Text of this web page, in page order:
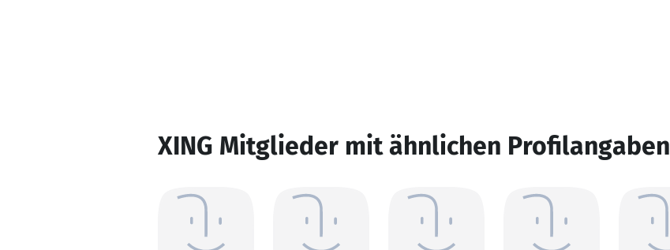
XING Mitglieder mit ähnlichen Profilangaben